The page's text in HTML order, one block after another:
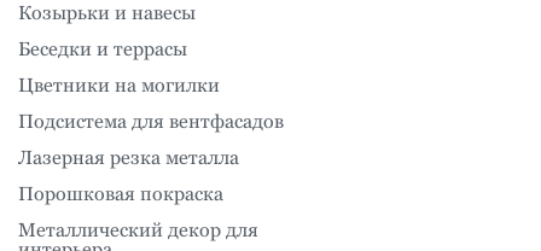
Козырьки и навесы
Беседки и террасы
Цветники на могилки
Подсистема для вентфасадов
Лазерная резка металла
Порошковая покраска
Металлический декор для